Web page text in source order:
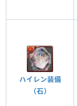
ハイレン装備
（石）